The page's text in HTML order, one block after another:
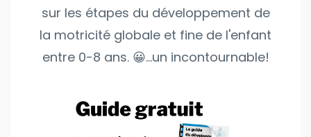
sur les étapes du développement de
la motricité globale et fine de l'enfant
entre 0-8 ans. 😀...un incontournable!